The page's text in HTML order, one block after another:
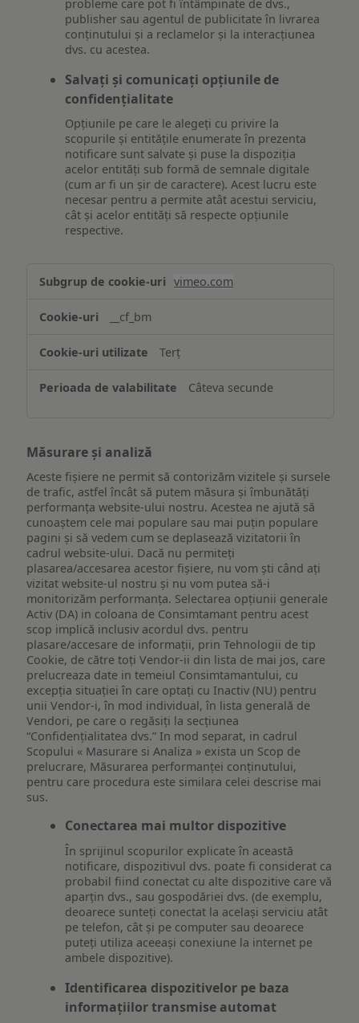
probleme care pot fi întâmpinate de dvs.,
publisher sau agentul de publicitate în livrarea
conținutului și a reclamelor și la interacțiunea
dvs. cu acestea.
Salvați și comunicați opțiunile de
confidențialitate
Opțiunile pe care le alegeți cu privire la
scopurile și entitățile enumerate în prezenta
notificare sunt salvate și puse la dispoziția
acelor entități sub formă de semnale digitale
(cum ar fi un șir de caractere). Acest lucru este
necesar pentru a permite atât acestui serviciu,
cât și acelor entități să respecte opțiunile
respective.
Asigurarea
funcționalităților
website-
ului
vimeo.com
__cf_bm
Terț
Câteva secunde
Măsurare și analiză
Aceste fișiere ne permit să contorizăm vizitele și sursele
de trafic, astfel încât să putem măsura și îmbunătăți
performanța website-ului nostru. Acestea ne ajută să
cunoaștem cele mai populare sau mai puțin populare
pagini și să vedem cum se deplasează vizitatorii în
cadrul website-ului. Dacă nu permiteți
plasarea/accesarea acestor fișiere, nu vom ști când ați
vizitat website-ul nostru și nu vom putea să-i
monitorizăm performanța. Selectarea opțiunii generale
Activ (DA) in coloana de Consimtamant pentru acest
scop implică inclusiv acordul dvs. pentru
plasare/accesare de informații, prin Tehnologii de tip
Cookie, de către toți Vendor-ii din lista de mai jos, care
prelucreaza date in temeiul Consimtamantului, cu
excepția situației în care optați cu Inactiv (NU) pentru
unii Vendor-i, în mod individual, în lista generală de
Vendori, pe care o regăsiți la secțiunea
“Confidențialitatea dvs.” In mod separat, in cadrul
Scopului « Masurare si Analiza » exista un Scop de
prelucrare, Măsurarea performanței conținutului,
pentru care procedura este similara celei descrise mai
sus.
Conectarea mai multor dispozitive
În sprijinul scopurilor explicate în această
notificare, dispozitivul dvs. poate fi considerat ca
probabil fiind conectat cu alte dispozitive care vă
aparțin dvs., sau gospodăriei dvs. (de exemplu,
deoarece sunteți conectat la același serviciu atât
pe telefon, cât și pe computer sau deoarece
puteți utiliza aceeași conexiune la internet pe
ambele dispozitive).
Identificarea dispozitivelor pe baza
informațiilor transmise automat